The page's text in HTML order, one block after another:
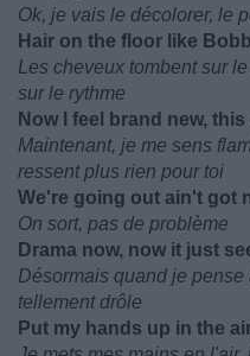
Ok, je vais le décolorer, le
Hair on the floor like
Les cheveux tombent sur
sur le rythme
Now I feel brand new,
Maintenant, je me sens
ressent plus rien pour toi
We're going out ain't got
On sort, pas de problème
Drama now, now it just
Désormais quand je
tellement drôle
Put my hands up in the